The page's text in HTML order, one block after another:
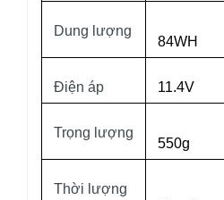
Dung lượng
84WH
Điện áp 11.4V
Trọng lượng
550g
Thời lượng